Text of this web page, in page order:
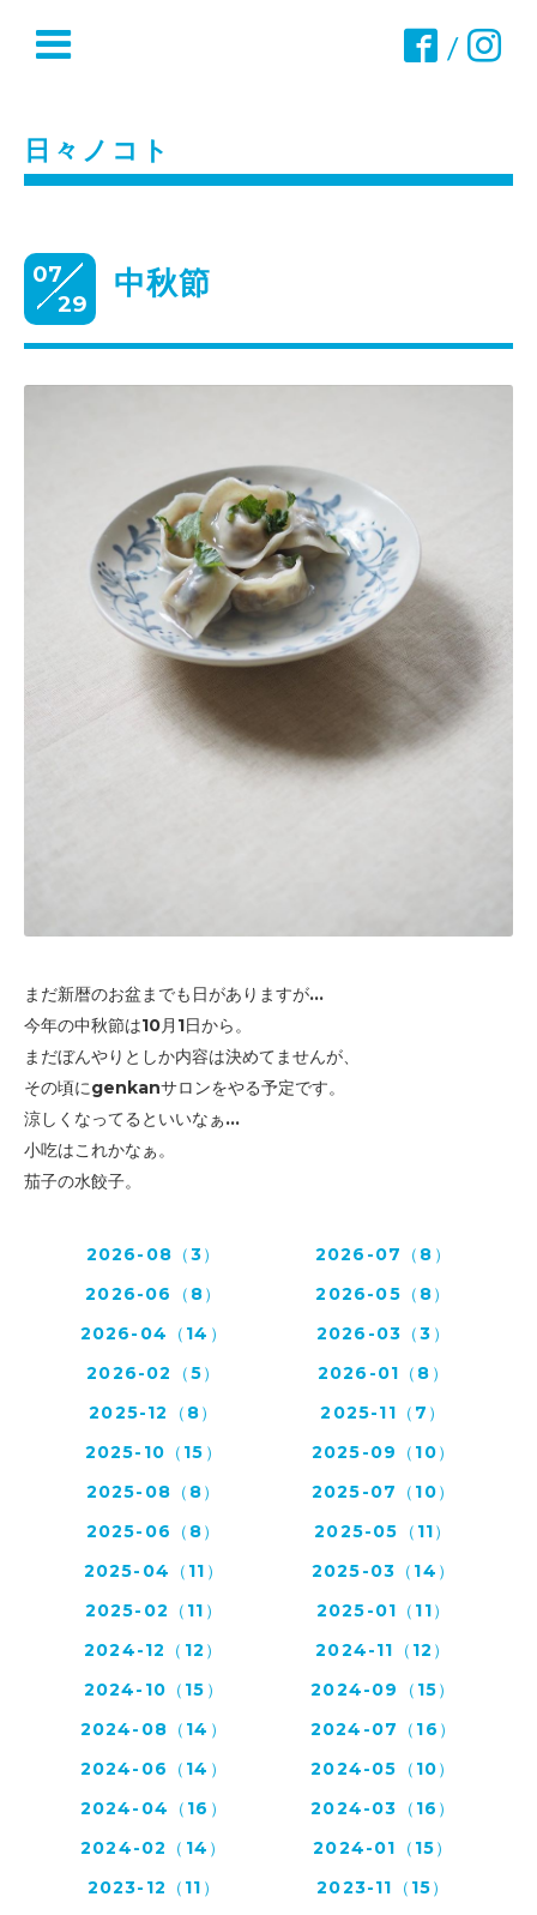
/
日々ノコト
07
29
中秋節
まだ新暦のお盆までも日がありますが...
今年の中秋節は10月1日から。
まだぼんやりとしか内容は決めてませんが、
その頃にgenkanサロンをやる予定です。
涼しくなってるといいなぁ...
小吃はこれかなぁ。
茄子の水餃子。
2026-08（3）
2026-07（8）
2026-06（8）
2026-05（8）
2026-04（14）
2026-03（3）
2026-02（5）
2026-01（8）
2025-12（8）
2025-11（7）
2025-10（15）
2025-09（10）
2025-08（8）
2025-07（10）
2025-06（8）
2025-05（11）
2025-04（11）
2025-03（14）
2025-02（11）
2025-01（11）
2024-12（12）
2024-11（12）
2024-10（15）
2024-09（15）
2024-08（14）
2024-07（16）
2024-06（14）
2024-05（10）
2024-04（16）
2024-03（16）
2024-02（14）
2024-01（15）
2023-12（11）
2023-11（15）